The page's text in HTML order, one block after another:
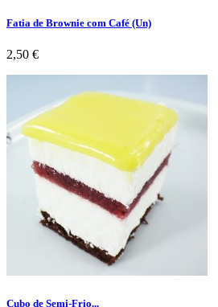
Fatia de Brownie com Café (Un)
Preço
2,50 €
Cubo de Semi-Frio...